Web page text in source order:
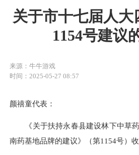
关于市十七届人大
1154号建议
来源：牛牛游戏
时间：2025-05-27 08:57
颜禧童代表：
《关于扶持永春县建设林下中草药
南药基地品牌的建议》（第1154号）